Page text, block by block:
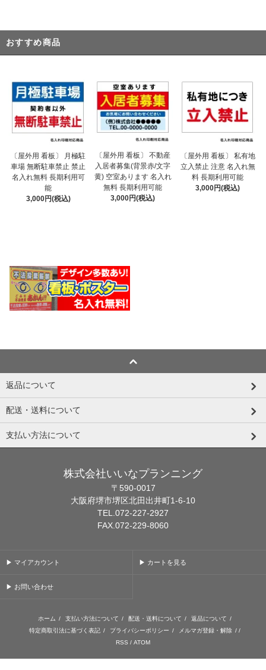
おすすめ商品
〔屋外用 看板〕 月極駐
車場 無断駐車禁止 禁止
名入れ無料 長期利用可
能
3,000円(税込)
〔屋外用 看板〕 不動産
入居者募集(背景赤/文字
黄) 空室あります 名入れ
無料 長期利用可能
3,000円(税込)
〔屋外用 看板〕 私有地
立入禁止 注意 名入れ無
料 長期利用可能
3,000円(税込)
返品について
配送・送料について
支払い方法について
株式会社いいなプランニング
〒590-0017
大阪府堺市堺区北田出井町1-6-10
TEL.072-227-2927
FAX.072-229-8060
▶ マイアカウント ▶ カートを見る
▶ お問い合わせ
ホーム / 支払い方法について / 配送・送料について / 返品について /
特定商取引法に基づく表記 / プライバシーポリシー / メルマガ登録・解除 / /
RSS / ATOM